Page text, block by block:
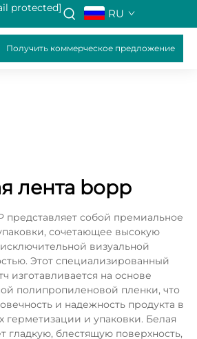
protected] RU
Получить коммерческое предложение
лента bopp
представляет собой премиальное
сочетающее высокую
визуальной
Этот специализированный
изготавливается на основе
полипропиленовой пленки, что
и надежность продукта в
герметизации и упаковки. Белая
гладкую, блестящую поверхность,